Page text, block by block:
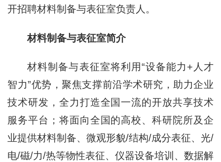
开招聘材料制备与表征室负责人。
材料制备与表征室简介
材料制备与表征室将利用“设备能力+人才
智力”优势，聚焦支撑前沿学术研究，助力企业
技术研发，全力打造全国一流的开放共享技术
服务平台；将面向全国的高校、科研院所及企
业提供材料制备、微观形貌/结构/成分表征、光/
电/磁/力/热等物性表征、仪器设备培训、数据解